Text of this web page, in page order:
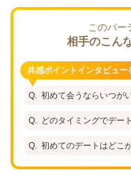
このパー
相手のこん
共感ポイントインタビュー
初めて会うならいつが
どのタイミングでデー
初めてのデートはどこ